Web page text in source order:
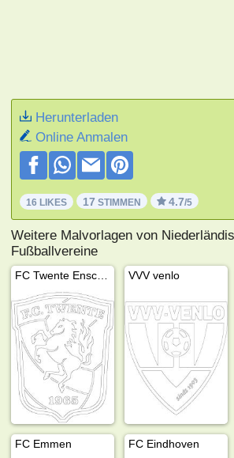
Herunterladen
Online Anmalen
16 LIKES 17 STIMMEN 4.7/5
Weitere Malvorlagen von
Fußballvereine
VVV venlo
FC Emmen FC Eindhoven